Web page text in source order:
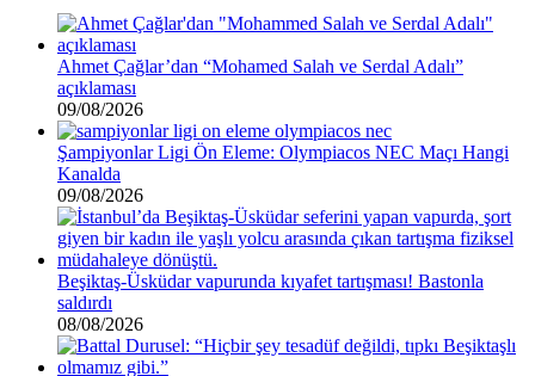
Ahmet Çağlar’dan “Mohamed Salah ve Serdal Adalı”
açıklaması
09/08/2026
Şampiyonlar Ligi Ön Eleme: Olympiacos NEC Maçı Hangi
Kanalda
09/08/2026
Beşiktaş-Üsküdar vapurunda kıyafet tartışması! Bastonla
saldırdı
08/08/2026